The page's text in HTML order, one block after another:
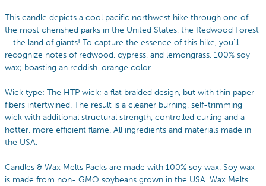
This candle depicts a cool pacific northwest hike through one of
the most cherished parks in the United States, the Redwood Forest
– the land of giants! To capture the essence of this hike, you’ll
recognize notes of redwood, cypress, and lemongrass. 100% soy
wax; boasting an reddish-orange color.
Wick type: The HTP wick; a flat braided design, but with thin paper
fibers intertwined. The result is a cleaner burning, self-trimming
wick with additional structural strength, controlled curling and a
hotter, more efficient flame. All ingredients and materials made in
the USA.
Candles & Wax Melts Packs are made with 100% soy wax. Soy wax
is made from non- GMO soybeans grown in the USA. Wax Melts